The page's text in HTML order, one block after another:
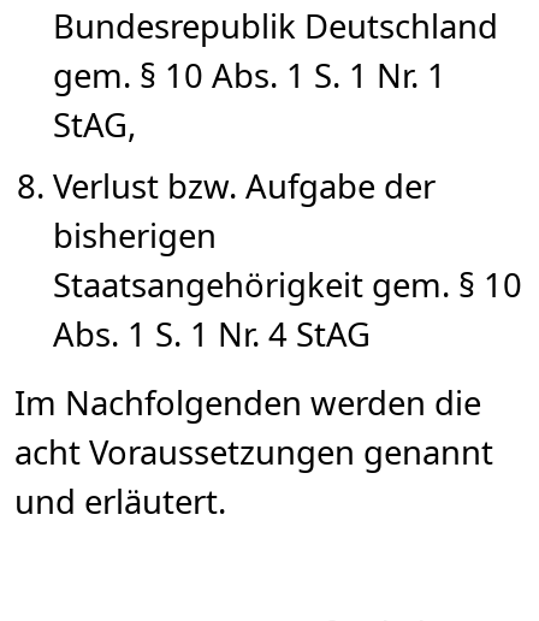
Bundesrepublik Deutschland
gem. § 10 Abs. 1 S. 1 Nr. 1
StAG,
Verlust bzw. Aufgabe der
bisherigen
Staatsangehörigkeit gem. § 10
Abs. 1 S. 1 Nr. 4 StAG
Im Nachfolgenden werden die
acht Voraussetzungen genannt
und erläutert.